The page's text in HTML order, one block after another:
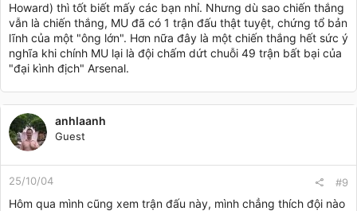
Howard) thì tốt biết mấy các bạn nhỉ. Nhưng dù sao chiến thắng
vẫn là chiến thắng, MU đã có 1 trận đấu thật tuyệt, chứng tổ bản
lĩnh của một "ông lớn". Hơn nữa đây là một chiến thắng hết sức ý
nghĩa khi chính MU lại là đội chấm dứt chuỗi 49 trận bất bại của
"đại kình địch" Arsenal.
anhlaanh
Guest
25/10/04 #9
Hôm qua mình cũng xem trận đấu này, mình chẳng thích đội nào